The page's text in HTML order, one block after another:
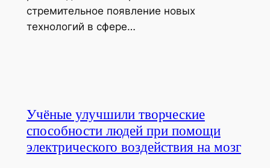
стремительное появление новых
технологий в сфере…
Учёные улучшили творческие
способности людей при помощи
электрического воздействия на мозг